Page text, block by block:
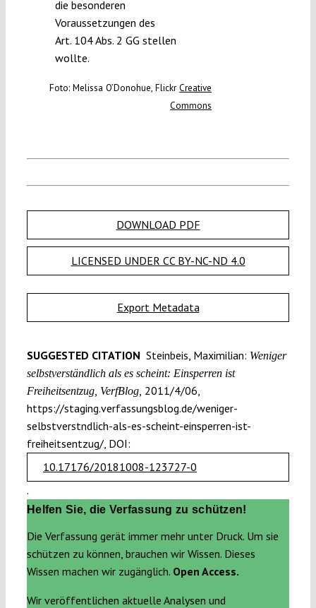
die besonderen
Voraussetzungen des
Art. 104 Abs. 2 GG stellen
wollte.
Foto: Melissa O’Donohue, FlickrCreative
Commons
DOWNLOAD PDF
LICENSED UNDER CC BY-NC-ND 4.0
Export Metadata
SUGGESTED CITATION Steinbeis, Maximilian: Weniger
selbstverständlich als es scheint: Einsperren ist
Freiheitsentzug, VerfBlog, 2011/4/06,
https://staging.verfassungsblog.de/weniger-
selbstverstndlich-als-es-scheint-einsperren-ist-
freiheitsentzug/, DOI:
10.17176/20181008-123727-0
.
Helfen Sie, die Verfassung zu schützen!
Die Verfassung gerät immer mehr unter Druck. Um sie
schützen zu können, brauchen wir Wissen. Dieses
Wissen machen wir zugänglich. Open Access.
Wir veröffentlichen aktuelle Analysen und